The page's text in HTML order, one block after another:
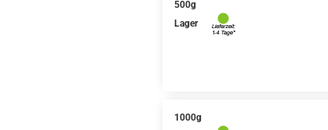
500g
Lager
1000g